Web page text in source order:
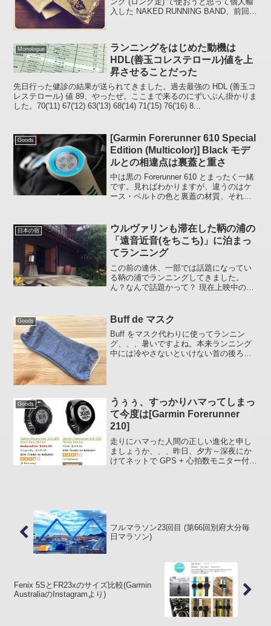
入した NAKED RUNNING BAND、前回買
Monologue
ランニングをはじめた動機は
HDL(善玉コレステロール)値を上
昇させることだった
先日行った健診の結果が送られてきました。過去最強の HDL (善玉コ
レステロール) 値 89、やったぜ。ここまで来るのにずいぶん掛かりま
した。70('11) 67('12) 63('13) 68('14) 71('15) 76('16) 8...
Goods
[Garmin Forerunner 610 Special
Edition (Multicolor)] Black モデ
ルとの相違点は裏蓋と重さ
中は黒の Forerunner 610 とまったく一緒
です。見ればわかりますが、違うのはケ
ース・ベルトの色と裏蓋の材質、それに
とボタンの円周に黄緑色の細い線が入っ
ていま...
日本の宿
ウルヴァリンも滞在した鞆の浦の
「遠音近音(をちこち)」に泊まっ
てランニング
この前の連休、一部では話題になってい
る鞆の浦でランニングしてきました。
ん？なんで話題かって？ 現在上映中のヒ
る。 先ごろ引退を表明した宮崎駿監督作
品の「崖の上の...
Goods Buff de マスク
Buff をマスク代わりに使ってランニン
グ、、、暑いですよね。本来ランニング
中には冷やさないといけない首の後ろ側
Goods
うぅぅ、すっかりハマってしまっ
て今度は[Garmin Forerunner
210]
走りにハマった人間の正しい進化と申し
ましょうか、、、昨日、夕方～深夜にか
けてネットで GPS + 心拍数モニター付ス
フルマラソン23回目 (第66回別府大分毎
日マラソン)
Fenix 5SとFR23xのサイズ比較(Garmin
AustraliaのInstagramより)